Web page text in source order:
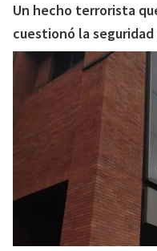
Un hecho terrorista
cuestionó la